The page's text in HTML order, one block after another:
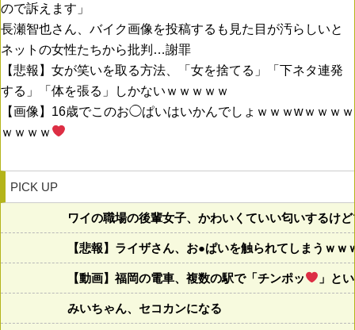
ので訴えます」
長瀬智也さん、バイク画像を投稿するも見た目が汚らしいと
ネットの女性たちから批判…謝罪
【悲報】女が笑いを取る方法、「女を捨てる」「下ネタ連発
する」「体を張る」しかないｗｗｗｗｗ
【画像】16歳でこのお◯ぱいはいかんでしょｗｗｗwｗｗｗｗ
ｗｗｗｗ
PICK UP
ワイの職場の後輩女子、かわいくていい匂いするけ
【悲報】ライザさん、お●ぱいを触られてしまうｗｗ
【動画】福岡の電車、複数の駅で「チンポッ 」と
みいちゃん、セコカンになる